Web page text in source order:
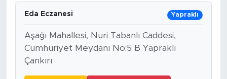
Eda Eczanesi Yapraklı
Aşağı Mahallesi, Nuri Tabanlı Caddesi,
Cumhuriyet Meydanı No:5 B Yapraklı
Çankırı